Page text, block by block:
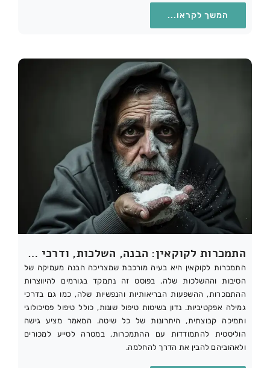
המשך לקראו...
התמכרות לקוקאין: הבנה, השלכות, ודרכי גמילה
התמכרות לקוקאין היא בעיה מורכבת שמצריכה הבנה מעמיקה של
הסיבות וההשלכות שלה. בפוסט זה נתמקד בגורמים להיווצרות
ההתמכרות, ההשפעות הבריאותיות והנפשיות שלה, כמו גם בדרכי
גמילה אפקטיביות. נדון בשיטות טיפול שונות, כולל טיפול פסיכולוגי
ותמיכה קבוצתית, היתרונות של כל שיטה. המאמר מציע גישה
הוליסטית להתמודדות עם ההתמכרות, במטרה לסייע למכורים
ולאהוביהם להבין את הדרך להחלמה.